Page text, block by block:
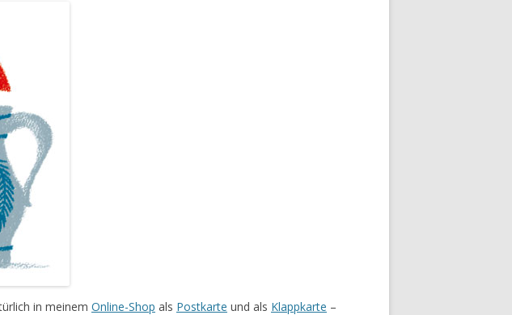
in meinem Online-Shop als Postkarte und als Klappkarte –